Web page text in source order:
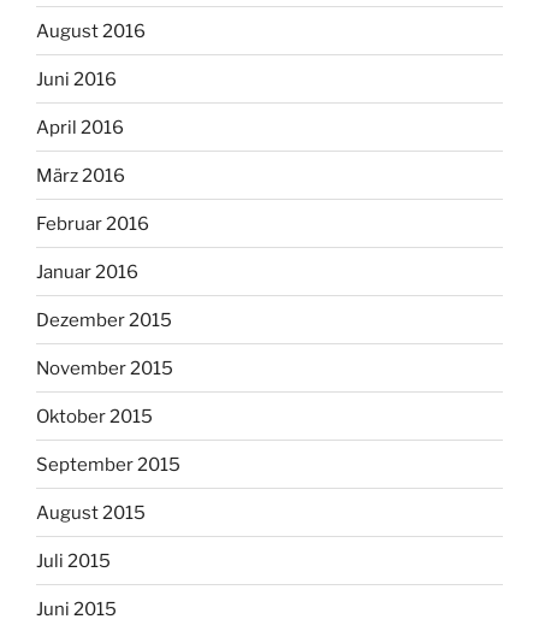
August 2016
Juni 2016
April 2016
März 2016
Februar 2016
Januar 2016
Dezember 2015
November 2015
Oktober 2015
September 2015
August 2015
Juli 2015
Juni 2015